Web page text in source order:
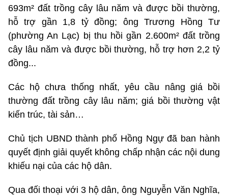
693m² đất trồng cây lâu năm và được bồi thường,
hỗ trợ gần 1,8 tỷ đồng; ông Trương Hồng Tư
(phường An Lạc) bị thu hồi gần 2.600m² đất trồng
cây lâu năm và được bồi thường, hỗ trợ hơn 2,2 tỷ
đồng...
Các hộ chưa thống nhất, yêu cầu nâng giá bồi
thường đất trồng cây lâu năm; giá bồi thường vật
kiến trúc, tài sản…
Chủ tịch UBND thành phố Hồng Ngự đã ban hành
quyết định giải quyết không chấp nhận các nội dung
khiếu nại của các hộ dân.
Qua đối thoại với 3 hộ dân, ông Nguyễn Văn Nghĩa,